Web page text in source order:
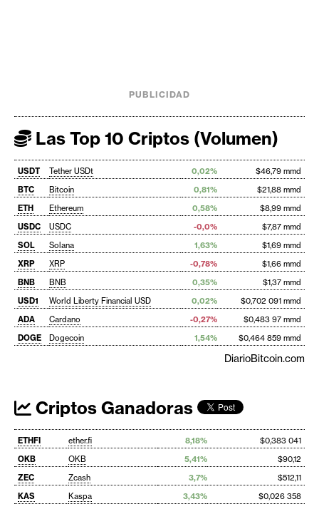
PUBLICIDAD
Las Top 10 Criptos (Volumen)
USDT Tether USDt 0,02%
$46,79 mmd
BTC
Bitcoin 0,81%
$21,88 mmd
ETH
Ethereum 0,58%
$8,99 mmd
USDC
USDC -0,0%
$7,87 mmd
SOL
Solana 1,63%
$1,69 mmd
XRP
XRP -0,78%
$1,66 mmd
BNB
BNB 0,35%
$1,37 mmd
USD1
World Liberty Financial USD 0,02%
$0,702 091 mmd
ADA
Cardano -0,27%
$0,483 97 mmd
DOGE
Dogecoin 1,54% $0,464 859 mmd
DiarioBitcoin.com
Criptos Ganadoras
ETHFI ether.fi 8,18%
$0,383 041
OKB
OKB 5,41%
$90,12
ZEC
Zcash 3,7%
$512,11
KAS
Kaspa 3,43%
$0,026 358